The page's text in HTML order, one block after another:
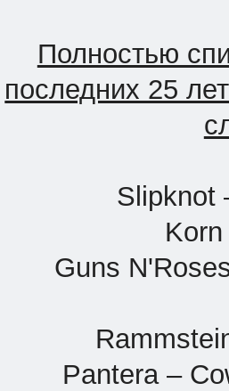
Полностью
последних 25
Slipknot
Guns
Pantera –